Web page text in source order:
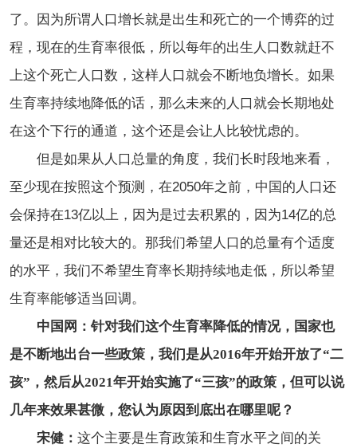
了。因为所谓人口增长就是出生和死亡的一个博弈的过
程，现在的生育率很低，所以每年的出生人口数就赶不
上这个死亡人口数，这样人口就会不断地负增长。如果
生育率持续地降低的话，那么未来的人口就会长期地处
在这个下行的通道，这个还是会让人比较忧虑的。
但是如果从人口总量的角度，我们长时段地来看，
至少现在按照这个预测，在2050年之前，中国的人口还
会保持在13亿以上，因为是过去积累的，因为14亿的总
量还是相对比较大的。那我们希望人口的总量有个适度
的水平，我们不希望生育率长期持续地走低，所以希望
生育率能够适当回调。
中国网：针对我们这个生育率降低的情况，国家也
是不断地出台一些政策，我们是从2016年开始开放了“二
孩”，然后从2021年开始实施了“三孩”的政策，但可以说
几年来效果甚微，您认为原因到底出在哪里呢？
宋健： 这个主要是生育政策和生育水平之间的关